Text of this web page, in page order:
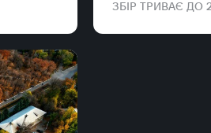
ЗБІР ТРИВАЄ ДО